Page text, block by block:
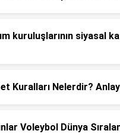
kuruluşlarının siyasal
Kuralları Nelerdir?
Voleybol Dünya